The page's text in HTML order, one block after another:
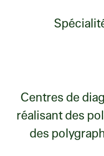
Centres de
réalisant des
des